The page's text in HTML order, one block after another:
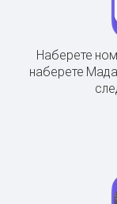
Наберете
наберете